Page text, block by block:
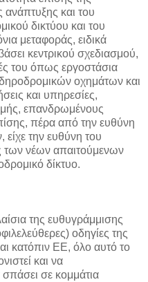
και του
δικτύου και του
μεταφοράς, ειδικά
κεντρικού σχεδιασμού,
του όπως εργοστάσια
οχημάτων και
και υπηρεσίες,
επανδρωμένους
πέρα από την ευθύνη
την ευθύνη του
των νέων απαιτούμενων
δίκτυο.
της ευθυγράμμισης
οδηγίες της
κατόπιν ΕΕ, όλο αυτό το
και να
σε κομμάτια